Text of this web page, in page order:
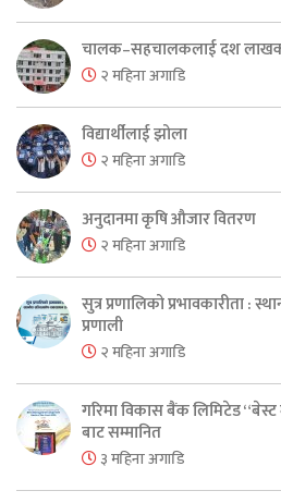
चालक–सहचालकलाई दश लाखको
२ महिना अगाडि
विद्यार्थीलाई झोला
२ महिना अगाडि
अनुदानमा कृषि औजार वितरण
२ महिना अगाडि
सुत्र प्रणालिको प्रभावकारीता :
प्रणाली
२ महिना अगाडि
गरिमा विकास बैंक लिमिटेड
बाट सम्मानित
३ महिना अगाडि